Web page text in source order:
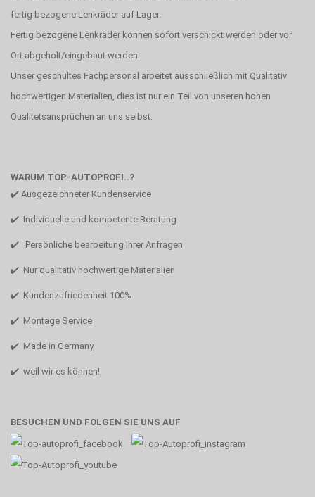
fertig bezogene Lenkräder auf Lager.
Fertig bezogene Lenkräder können sofort verschickt werden oder vor
Ort abgeholt/eingebaut werden.
Unser geschultes Fachpersonal arbeitet ausschließlich mit Qualitativ
hochwertigen Materialien, dies ist nur ein Teil von unseren hohen
Qualitetsansprüchen an uns selbst.
WARUM TOP-AUTOPROFI..?
✔️ Ausgezeichneter Kundenservice
✔️ Individuelle und kompetente Beratung
✔️ Persönliche bearbeitung Ihrer Anfragen
✔️ Nur qualitativ hochwertige Materialien
✔️ Kundenzufriedenheit 100%
✔️ Montage Service
✔️ Made in Germany
✔️ weil wir es können!
BESUCHEN UND FOLGEN SIE UNS AUF